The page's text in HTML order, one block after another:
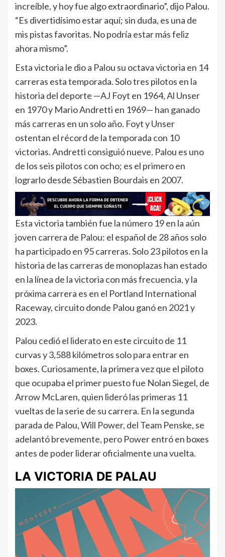
increíble, y hoy fue algo extraordinario”, dijo Palou.
“Es divertidísimo estar aquí; sin duda, es una de
mis pistas favoritas. No podría estar más feliz
ahora mismo”.
Esta victoria le dio a Palou su octava victoria en 14
carreras esta temporada. Solo tres pilotos en la
historia del deporte —AJ Foyt en 1964, Al Unser
en 1970 y Mario Andretti en 1969— han ganado
más carreras en un solo año. Foyt y Unser
ostentan el récord de la temporada con 10
victorias. Andretti consiguió nueve. Palou es uno
de los seis pilotos con ocho; es el primero en
lograrlo desde Sébastien Bourdais en 2007.
Esta victoria también fue la número 19 en la aún
joven carrera de Palou: el español de 28 años solo
ha participado en 95 carreras. Solo 23 pilotos en la
historia de las carreras de monoplazas han estado
en la línea de la victoria con más frecuencia, y la
próxima carrera es en el Portland International
Raceway, circuito donde Palou ganó en 2021 y
2023.
Palou cedió el liderato en este circuito de 11
curvas y 3,588 kilómetros solo para entrar en
boxes. Curiosamente, la primera vez que el piloto
que ocupaba el primer puesto fue Nolan Siegel, de
Arrow McLaren, quien lideró las primeras 11
vueltas de la serie de su carrera. En la segunda
parada de Palou, Will Power, del Team Penske, se
adelantó brevemente, pero Power entró en boxes
antes de poder liderar oficialmente una vuelta.
LA VICTORIA DE PALAU